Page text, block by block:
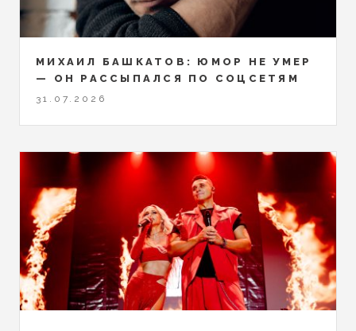
МИХАИЛ БАШКАТОВ: ЮМОР НЕ УМЕР
— ОН РАССЫПАЛСЯ ПО СОЦСЕТЯМ
31.07.2026